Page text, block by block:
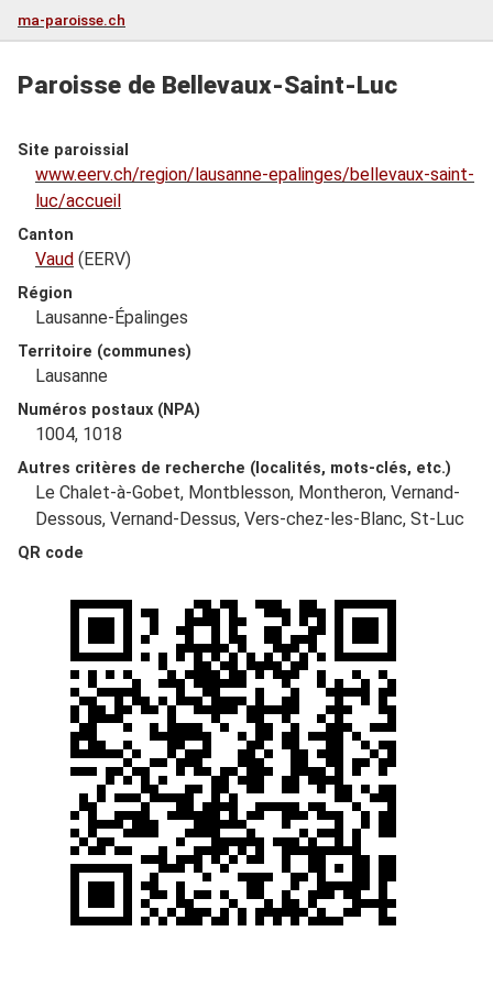
ma-paroisse.ch
Paroisse de Bellevaux-Saint-Luc
Site paroissial
www.eerv.ch/region/lausanne-epalinges/bellevaux-saint-
luc/accueil
Canton
Vaud (EERV)
Région
Lausanne-Épalinges
Territoire (communes)
Lausanne
Numéros postaux (NPA)
1004, 1018
Autres critères de recherche (localités, mots-clés, etc.)
Le Chalet-à-Gobet, Montblesson, Montheron, Vernand-
Dessous, Vernand-Dessus, Vers-chez-les-Blanc, St-Luc
QR code